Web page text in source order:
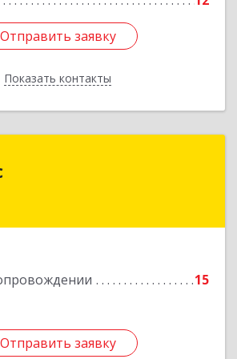
Отправить заявку
Показать контакты
Отправить заявку
Назад
15
Отправить заявку
обл, г.о. Дмитровский,
Отправить заявку